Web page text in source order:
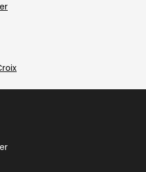
La Grand-Croix